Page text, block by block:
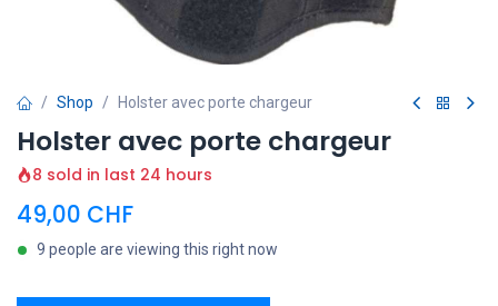
Shop Holster avec porte chargeur
Holster avec porte chargeur
8 sold in last 24 hours
49,00 CHF
9 people are viewing this right now